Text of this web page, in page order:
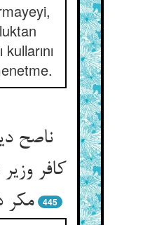
ناصح
کافر
مکر
445